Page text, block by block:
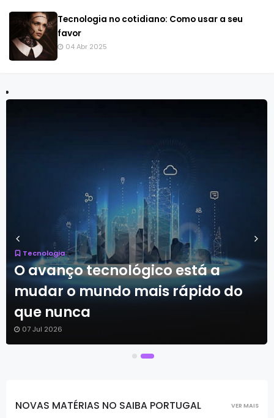
A ascensão dos criadores de conteúdo: Como
transformar o Seu hobby em dinheiro
13 Fev 2026
Tecnologia
Tecnologia em constante
evolução: O segredo para um
futuro mais inteligente
07 Jul 2026
VER MAIS
NOVAS MATÉRIAS NO SAIBA PORTUGAL